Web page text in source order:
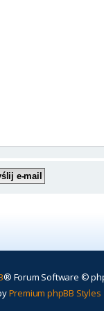
® Forum Software ©
Premium phpBB Styles